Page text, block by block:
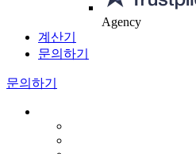
Agency
계산기
문의하기
문의하기